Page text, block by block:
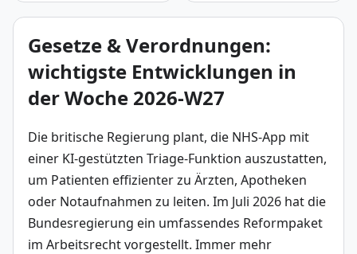
Gesetze & Verordnungen:
wichtigste Entwicklungen in
der Woche 2026-W27
Die britische Regierung plant, die NHS-App mit
einer KI-gestützten Triage-Funktion auszustatten,
um Patienten effizienter zu Ärzten, Apotheken
oder Notaufnahmen zu leiten. Im Juli 2026 hat die
Bundesregierung ein umfassendes Reformpaket
im Arbeitsrecht vorgestellt. Immer mehr